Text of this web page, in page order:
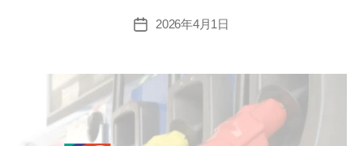
平
均
投
2026年4月1日